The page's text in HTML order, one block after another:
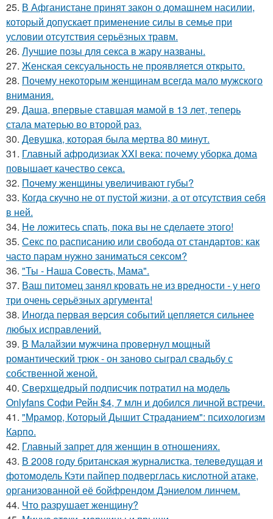
25. В Афганистане принят закон о домашнем насилии,
который допускает применение силы в семье при
условии отсутствия серьёзных травм.
26. Лучшие позы для секса в жару названы.
27. Женская сексуальность не проявляется открыто.
28. Почему некоторым женщинам всегда мало мужского
внимания.
29. Даша, впервые ставшая мамой в 13 лет, теперь
стала матерью во второй раз.
30. Девушка, которая была мертва 80 минут.
31. Главный афродизиак XXI века: почему уборка дома
повышает качество секса.
32. Почему женщины увеличивают губы?
33. Когда скучно не от пустой жизни, а от отсутствия себя
в ней.
34. Не ложитесь спать, пока вы не сделаете этого!
35. Секс по расписанию или свобода от стандартов: как
часто парам нужно заниматься сексом?
36. "Ты - Наша Совесть, Мама".
37. Ваш питомец занял кровать не из вредности - у него
три очень серьёзных аргумента!
38. Иногда первая версия событий цепляется сильнее
любых исправлений.
39. В Малайзии мужчина провернул мощный
романтический трюк - он заново сыграл свадьбу с
собственной женой.
40. Сверхщедрый подписчик потратил на модель
Onlyfans Софи Рейн $4, 7 млн и добился личной встречи.
41. "Мрамор, Который Дышит Страданием": психологизм
Карпо.
42. Главный запрет для женщин в отношениях.
43. В 2008 году британская журналистка, телеведущая и
фотомодель Кэти пайпер подверглась кислотной атаке,
организованной её бойфрендом Дэниелом линчем.
44. Что разрушает женщину?